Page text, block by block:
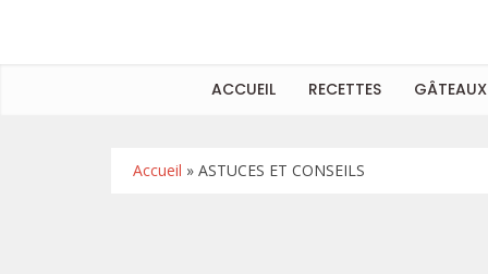
ACCUEIL RECETTES GÂTEAUX
Accueil » ASTUCES ET CONSEILS